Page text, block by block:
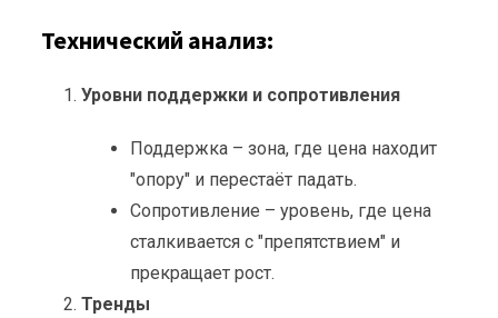
Технический анализ:
Уровни поддержки и сопротивления
Поддержка – зона, где цена находит
"опору" и перестаёт падать.
Сопротивление – уровень, где цена
сталкивается с "препятствием" и
прекращает рост.
Тренды